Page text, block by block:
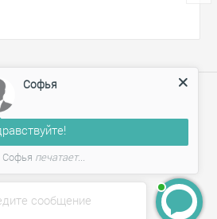
пер., д.18, стр. 1
сообщение
Софья
Софья печатает...